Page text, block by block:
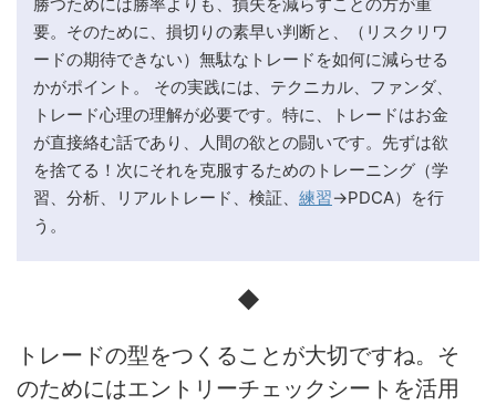
要。そのために、損切りの素早い判断と、（リスクリワ
ードの期待できない）無駄なトレードを如何に減らせる
かがポイント。 その実践には、テクニカル、ファンダ、
トレード心理の理解が必要です。特に、トレードはお金
が直接絡む話であり、人間の欲との闘いです。先ずは欲
を捨てる！次にそれを克服するためのトレーニング（学
習、分析、リアルトレード、検証、 練習→PDCA）を行
う。
◆
トレードの型をつくることが大切ですね。そ
のためにはエントリーチェックシートを活用